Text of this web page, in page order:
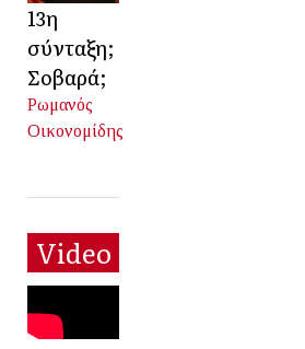
13η
σύνταξη;
Σοβαρά;
Ρωμανός
Οικονομίδης
Video